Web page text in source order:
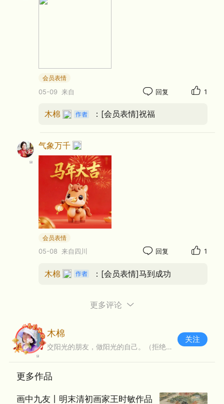
==================
朋友啊告诉你
它不在柳荫下
也不在温室里
它在辛勤的工作中
它在艰苦的劳动里
啊幸福就在你晶莹的汗水里
啊幸福就在你晶莹的汗水里
幸福在哪里
它不在月光下
它在知识的宝库里
啊幸福就在你闪光的智慧里
会员表情
05-09 来自 回复 1
木棉 ：[会员表情]祝福
气象万千
会员表情
05-08 来自四川 回复 1
木棉 ：[会员表情]马到成功
更多评论
木棉
交阳光的朋友，做阳光的自己。（拒绝私聊）
关注
更多作品
画中九友丨明末清初画家王时敏作品